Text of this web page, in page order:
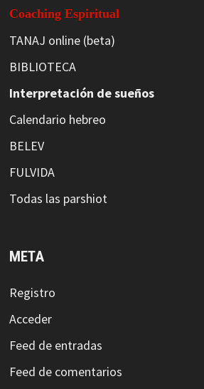
Coaching Espiritual
TANAJ online (beta)
BIBLIOTECA
Interpretación de sueños
Calendario hebreo
BELEV
FULVIDA
Todas las parshiot
META
Registro
Acceder
Feed de entradas
Feed de comentarios